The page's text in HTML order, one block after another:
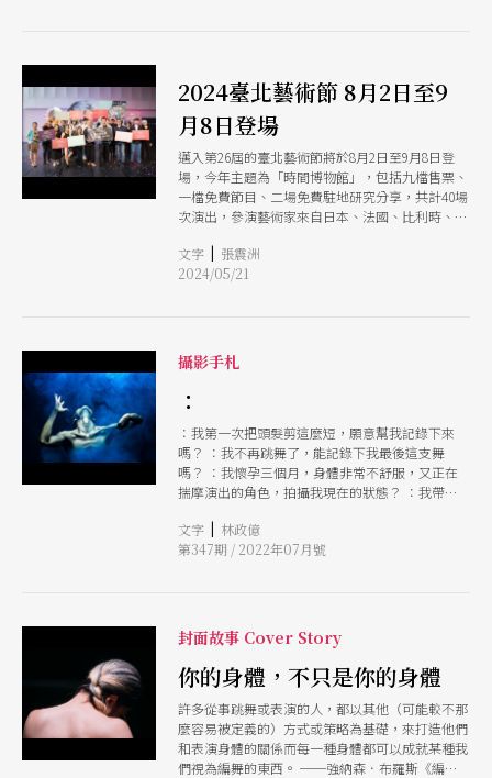
2024臺北藝術節 8月2日至9
月8日登場
邁入第26屆的臺北藝術節將於8月2日至9月8日登
場，今年主題為「時間博物館」，包括九檔售票、
一檔免費節目、二場免費駐地研究分享，共計40場
次演出，參演藝術家來自日本、法國、比利時、泰
處理歷史的多元角度。
文字 | 張震洲
2024/05/21
攝影手札
：
：我第一次把頭髮剪這麼短，願意幫我記錄下來
嗎？ ：我不再跳舞了，能記錄下我最後這支舞
嗎？ ：我懷孕三個月，身體非常不舒服，又正在
揣摩演出的角色，拍攝我現在的狀態？ ：我帶了
戀了 ：我有個作品還在醞釀中，可以拍攝這個發
想的階段嗎？ ：我當爸爸了 ：我要結婚了 ：可以
最美好的時刻
文字 | 林政億
第347期 / 2022年07月號
封面故事 Cover Story
你的身體，不只是你的身體
許多從事跳舞或表演的人，都以其他（可能較不那
麼容易被定義的）方式或策略為基礎，來打造他們
和表演身體的關係而每一種身體都可以成就某種我
們視為編舞的東西。 ──強納森．布羅斯《編舞